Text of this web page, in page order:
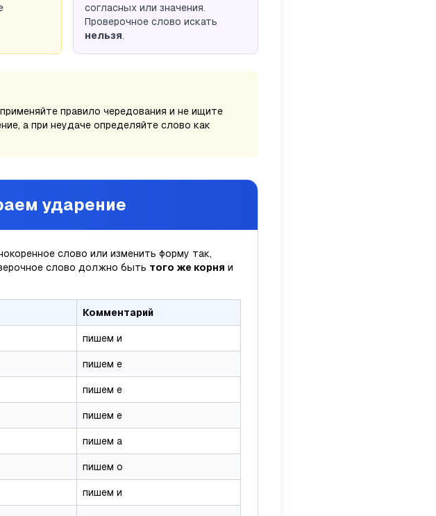
согласных или значения.
Проверочное слово искать
нельзя.
правило чередования и не ищите
а при неудаче определяйте слово как
ударение
слово или изменить форму так,
слово должно быть того же корня и
Комментарий
пишем и
пишем е
пишем е
пишем е
пишем а
пишем о
пишем и